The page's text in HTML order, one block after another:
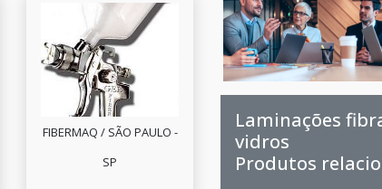
FIBERMAQ / SÃO PAULO -
SP
Laminações
vidros
Produtos